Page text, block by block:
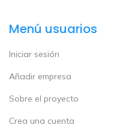
Menú usuarios
Iniciar sesión
Añadir empresa
Sobre el proyecto
Crea una cuenta